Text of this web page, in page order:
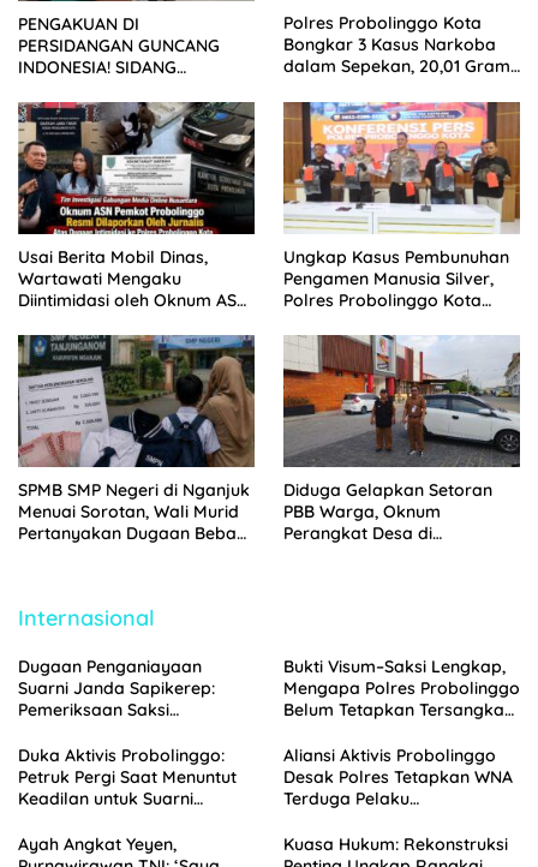
PENGAKUAN DI
PERSIDANGAN GUNCANG
INDONESIA! SIDANG
KELUARGA KORBAN
MENGAMUK DI PN MALANG
Polres Probolinggo Kota
Bongkar 3 Kasus Narkoba
dalam Sepekan, 20,01 Gram
Usai Berita Mobil Dinas,
Wartawati Mengaku
Diintimidasi oleh Oknum ASN
Tempuh Jalur Hukum
Ungkap Kasus Pembunuhan
Pengamen Manusia Silver,
Polres Probolinggo Kota
SPMB SMP Negeri di Nganjuk
Menuai Sorotan, Wali Murid
Pertanyakan Dugaan Beban
Diduga Gelapkan Setoran
PBB Warga, Oknum
Perangkat Desa di
Internasional
Dugaan Penganiayaan
Suarni Janda Sapikerep:
Pemeriksaan Saksi
Probolinggo Segera Gelar
Perkara
Bukti Visum–Saksi Lengkap,
Mengapa Polres Probolinggo
Belum Tetapkan Tersangka
Duka Aktivis Probolinggo:
Petruk Pergi Saat Menuntut
Keadilan untuk Suarni
Aliansi Aktivis Probolinggo
Desak Polres Tetapkan WNA
Terduga Pelaku
sebagai Tersangka
Ayah Angkat Yeyen,
Kuasa Hukum: Rekonstruksi